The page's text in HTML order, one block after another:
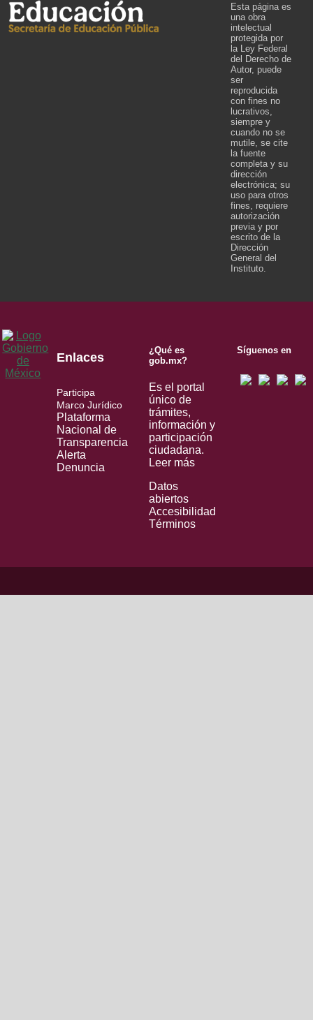
Esta página es
una obra
intelectual
protegida por
la Ley Federal
del Derecho de
Autor, puede
ser
reproducida
con fines no
lucrativos,
siempre y
cuando no se
mutile, se cite
la fuente
completa y su
dirección
electrónica; su
uso para otros
fines, requiere
autorización
previa y por
escrito de la
Dirección
General del
Instituto.
Enlaces
Participa
Marco Jurídico
Plataforma
Nacional de
Transparencia
Alerta
Denuncia
¿Qué es
gob.mx?
Es el portal
único de
trámites,
información y
participación
ciudadana.
Leer más
Datos
abiertos
Accesibilidad
Términos
Síguenos en